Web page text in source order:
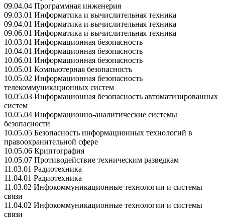
09.04.04 Программная инженерия
09.03.01 Информатика и вычислительная техника
09.04.01 Информатика и вычислительная техника
09.06.01 Информатика и вычислительная техника
10.03.01 Информационная безопасность
10.04.01 Информационная безопасность
10.06.01 Информационная безопасность
10.05.01 Компьютерная безопасность
10.05.02 Информационная безопасность
телекоммуникационных систем
10.05.03 Информационная безопасность автоматизированных
систем
10.05.04 Информационно-аналитические системы
безопасности
10.05.05 Безопасность информационных технологий в
правоохранительной сфере
10.05.06 Криптография
10.05.07 Противодействие техническим разведкам
11.03.01 Радиотехника
11.04.01 Радиотехника
11.03.02 Инфокоммуникационные технологии и системы
связи
11.04.02 Инфокоммуникационные технологии и системы
связи